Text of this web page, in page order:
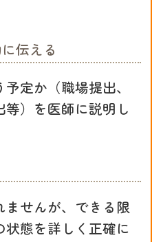
伝える
定か（職場提出、
）を医師に説明し
せんが、できる限
状態を詳しく正確に